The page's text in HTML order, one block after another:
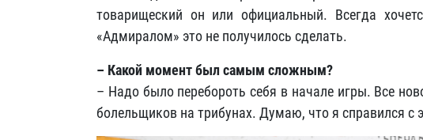
товарищеский он или официальный. Всегда
«Адмиралом» это не получилось сделать.
– Какой момент был самым сложным?
– Надо было перебороть себя в начале игры. Все
болельщиков на трибунах. Думаю, что я справился с